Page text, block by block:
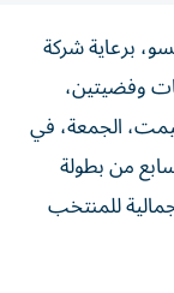
برعاية شركة
5 ميداليات، بواقع 3 ذهبيات وفضيتين،
الجمعة، في
من بطولة
الإجمالية للمنتخب